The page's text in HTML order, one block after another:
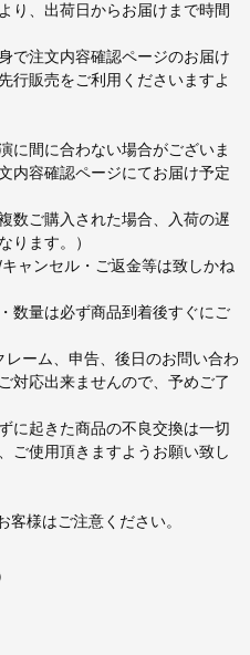
り、出荷日からお届けまで時間
で注文内容確認ページのお届け
行販売をご利用くださいますよ
に間に合わない場合がございま
内容確認ページにてお届け予定
数ご購入された場合、入荷の遅
ります。）
ャンセル・ご返金等は致しかね
数量は必ず商品到着後すぐにご
ーム、申告、後日のお問い合わ
対応出来ませんので、予めご了
に起きた商品の不良交換は一切
ご使用頂きますようお願い致し
様はご注意ください。